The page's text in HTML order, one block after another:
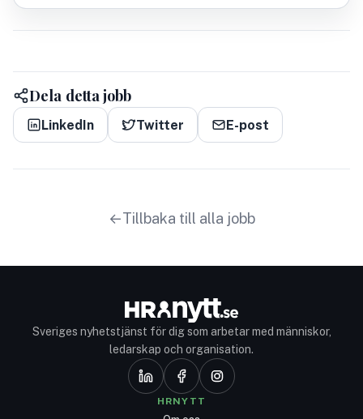
Dela detta jobb
LinkedIn Twitter E-post
Tillbaka till alla jobb
Sveriges nyhetstjänst för dig som arbetar med människor,
ledarskap och organisation.
HRNYTT